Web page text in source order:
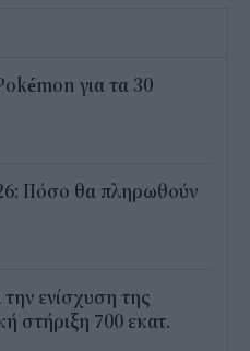
για τα 30
Πόσο θα πληρωθούν
την ενίσχυση της
στήριξη 700 εκατ.